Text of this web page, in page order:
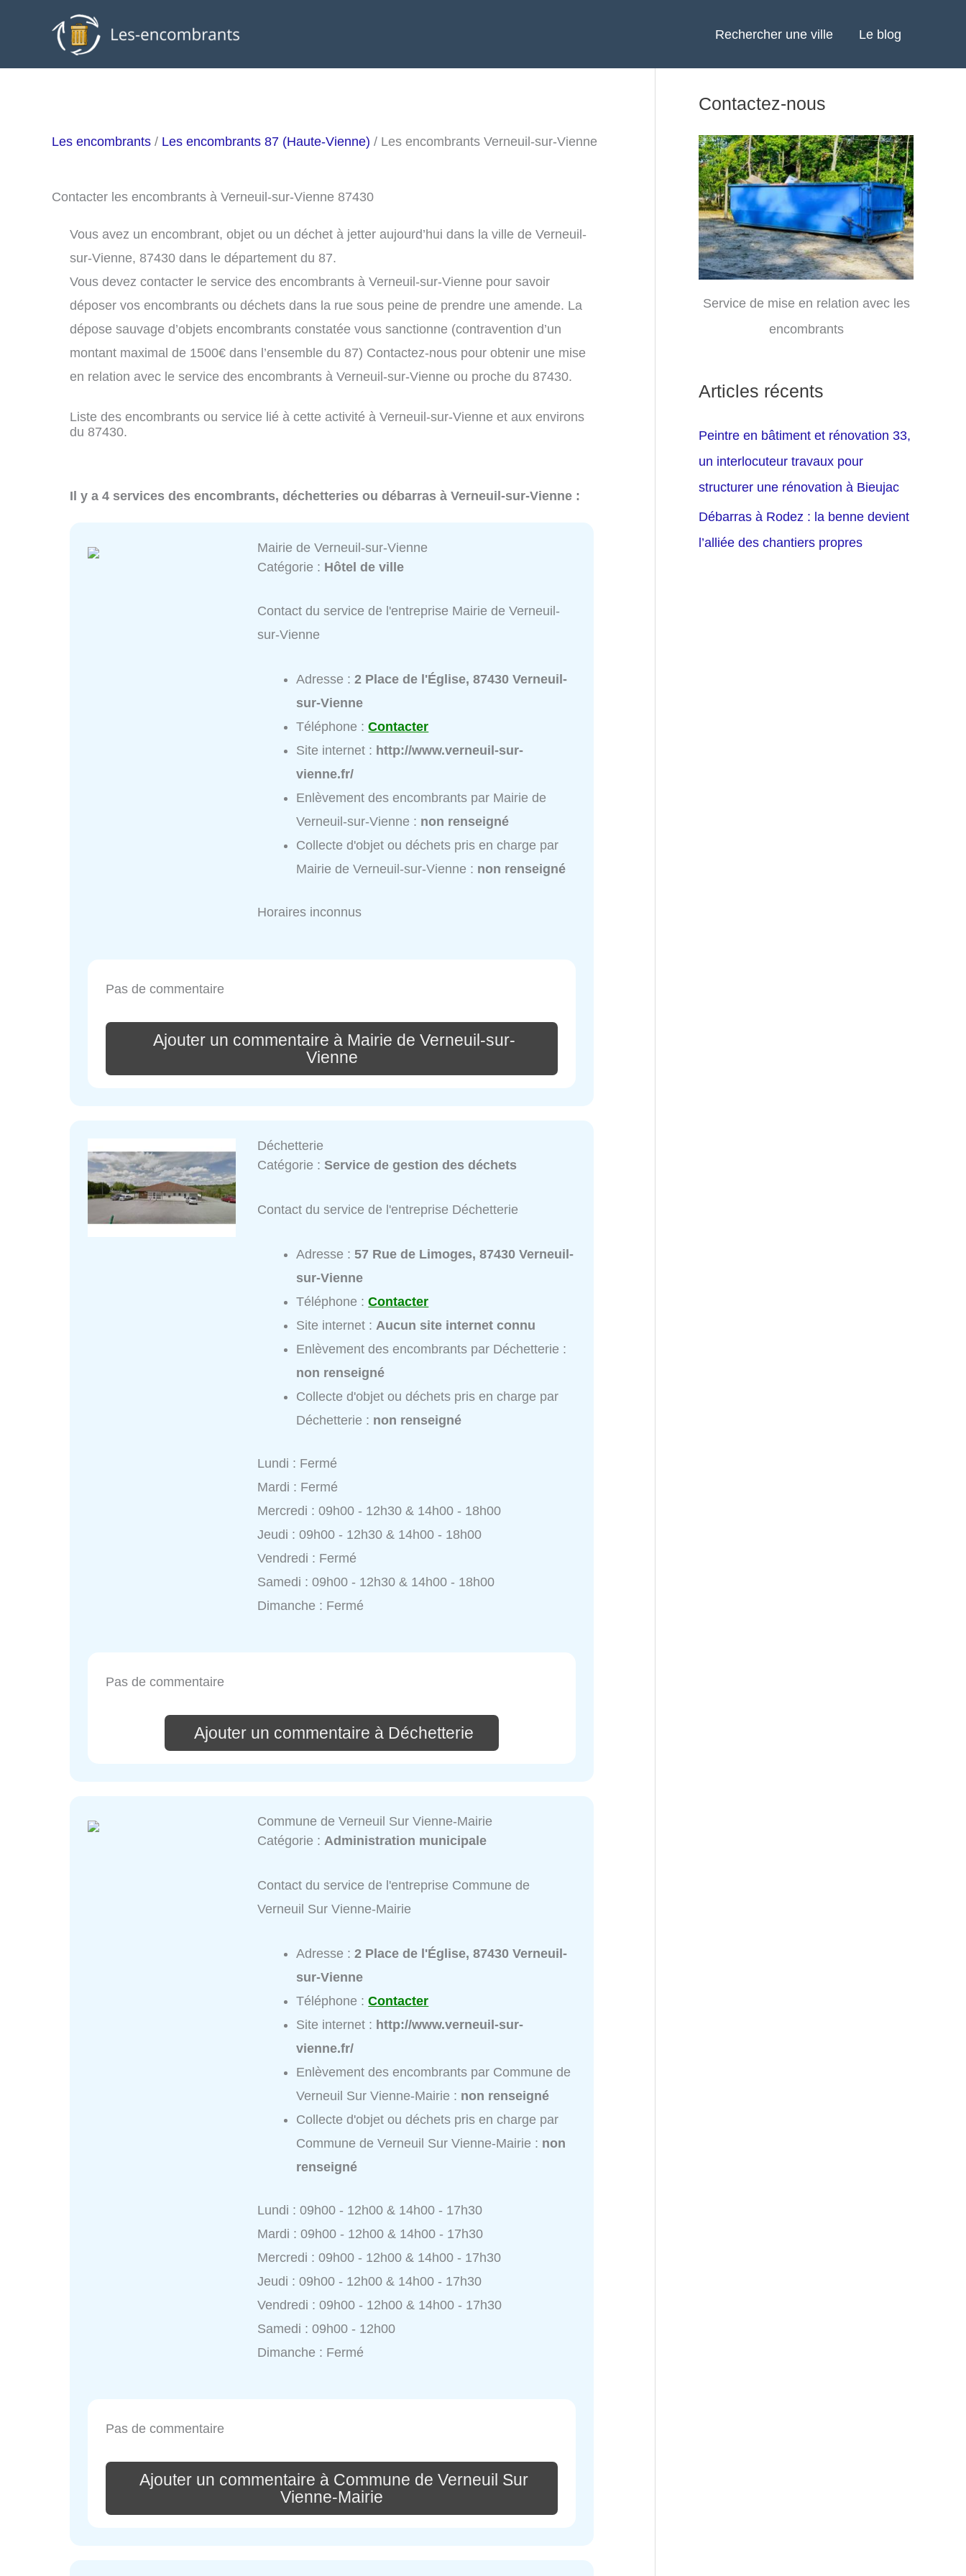
Rechercher une ville Le blog
Les encombrants / Les encombrants 87 (Haute-Vienne) / Les encombrants Verneuil-sur-Vienne
Contacter les encombrants à Verneuil-sur-Vienne 87430
Vous avez un encombrant, objet ou un déchet à jetter aujourd’hui dans la ville de Verneuil-
sur-Vienne, 87430 dans le département du 87.
Vous devez contacter le service des encombrants à Verneuil-sur-Vienne pour savoir
déposer vos encombrants ou déchets dans la rue sous peine de prendre une amende. La
dépose sauvage d’objets encombrants constatée vous sanctionne (contravention d’un
montant maximal de 1500€ dans l’ensemble du 87) Contactez-nous pour obtenir une mise
en relation avec le service des encombrants à Verneuil-sur-Vienne ou proche du 87430.
Liste des encombrants ou service lié à cette activité à Verneuil-sur-Vienne et aux environs
du 87430.
Il y a 4 services des encombrants, déchetteries ou débarras à Verneuil-sur-Vienne :
Mairie de Verneuil-sur-Vienne
Catégorie : Hôtel de ville
Contact du service de l'entreprise Mairie de Verneuil-
sur-Vienne
Adresse :2 Place de l'Église, 87430 Verneuil-
sur-Vienne
Téléphone :Contacter
Site internet : http://www.verneuil-sur-
vienne.fr/
Enlèvement des encombrants par Mairie de
Verneuil-sur-Vienne : non renseigné
Collecte d'objet ou déchets pris en charge par
Mairie de Verneuil-sur-Vienne : non renseigné
Horaires inconnus
Pas de commentaire
Ajouter un commentaire à Mairie de Verneuil-sur-
Vienne
Déchetterie
Catégorie :Service de gestion des déchets
Contact du service de l'entreprise Déchetterie
Adresse :57 Rue de Limoges, 87430 Verneuil-
sur-Vienne
Téléphone :Contacter
Site internet : Aucun site internet connu
Enlèvement des encombrants par Déchetterie :
non renseigné
Collecte d'objet ou déchets pris en charge par
Déchetterie : non renseigné
Lundi : Fermé
Mardi : Fermé
Mercredi : 09h00 - 12h30 & 14h00 - 18h00
Jeudi : 09h00 - 12h30 & 14h00 - 18h00
Vendredi : Fermé
Samedi : 09h00 - 12h30 & 14h00 - 18h00
Dimanche : Fermé
Pas de commentaire
Ajouter un commentaire à Déchetterie
Commune de Verneuil Sur Vienne-Mairie
Catégorie : Administration municipale
Contact du service de l'entreprise Commune de
Verneuil Sur Vienne-Mairie
Adresse :2 Place de l'Église, 87430 Verneuil-
sur-Vienne
Téléphone :Contacter
Site internet : http://www.verneuil-sur-
vienne.fr/
Enlèvement des encombrants par Commune de
Verneuil Sur Vienne-Mairie : non renseigné
Collecte d'objet ou déchets pris en charge par
Commune de Verneuil Sur Vienne-Mairie : non
renseigné
Lundi : 09h00 - 12h00 & 14h00 - 17h30
Mardi : 09h00 - 12h00 & 14h00 - 17h30
Mercredi : 09h00 - 12h00 & 14h00 - 17h30
Jeudi : 09h00 - 12h00 & 14h00 - 17h30
Vendredi : 09h00 - 12h00 & 14h00 - 17h30
Samedi : 09h00 - 12h00
Dimanche : Fermé
Pas de commentaire
Ajouter un commentaire à Commune de Verneuil Sur
Vienne-Mairie
Contactez-nous
Service de mise en relation avec les
encombrants
Articles récents
Peintre en bâtiment et rénovation 33,
un interlocuteur travaux pour
structurer une rénovation à Bieujac
Débarras à Rodez : la benne devient
l’alliée des chantiers propres